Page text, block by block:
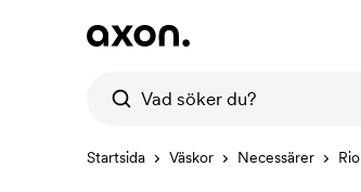
Startsida Väskor Necessärer Rio